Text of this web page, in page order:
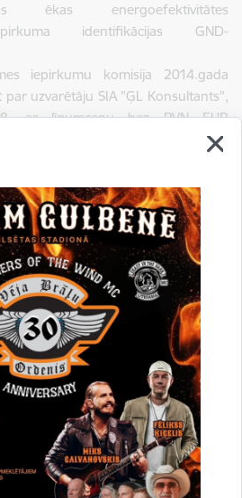
ēkas energoefektivitātes
identifikācijas GND-
iepirkumu komisija 2014.gada
uzvarētāju SIA "ĢL Konsultants",
ar līgumcenu bez PVN EUR